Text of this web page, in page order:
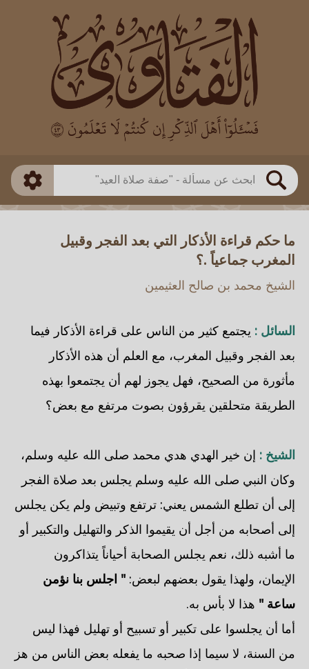
بحث
العالم
بن باز
بن العثيمين
اللجنة الدائمة
طريقة البحث
ذكي
ما حكم قراءة الأذكار التي بعد الفجر وقبيل
المغرب جماعياً .؟
الشيخ محمد بن صالح العثيمين
السائل : يجتمع كثير من الناس على قراءة الأذكار فيما
بعد الفجر وقبيل المغرب، مع العلم أن هذه الأذكار
مأثورة من الصحيح، فهل يجوز لهم أن يجتمعوا بهذه
الطريقة متحلقين يقرؤون بصوت مرتفع مع بعض؟
الشيخ : إن خير الهدي هدي محمد صلى الله عليه وسلم،
وكان النبي صلى الله عليه وسلم يجلس بعد صلاة الفجر
إلى أن تطلع الشمس يعني: ترتفع وتبيض ولم يكن يجلس
إلى أصحابه من أجل أن يقيموا الذكر والتهليل والتكبير أو
ما أشبه ذلك، نعم يجلس الصحابة أحياناً يتذاكرون
الإيمان، ولهذا يقول بعضهم لبعض: " اجلس بنا نؤمن
ساعة " هذا لا بأس به.
أما أن يجلسوا على تكبير أو تسبيح أو تهليل فهذا ليس
من السنة، لا سيما إذا صحبه ما يفعله بعض الناس من هز